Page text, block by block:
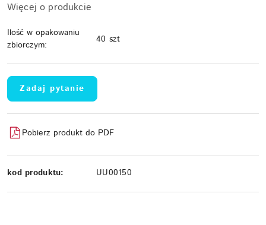
Więcej o produkcie
Ilość w opakowaniu
zbiorczym:
40 szt
Zadaj pytanie
Pobierz produkt do PDF
kod produktu: UU00150